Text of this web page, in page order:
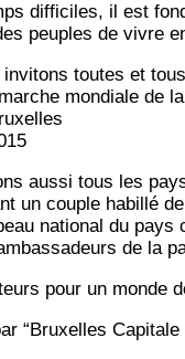
dif­fi­ciles, il est
peuples de vivre
invi­tons toutes et
mon­diale de
aus­si tous les
un couple habillé
natio­nal du
de la
pour un monde
“Bruxelles